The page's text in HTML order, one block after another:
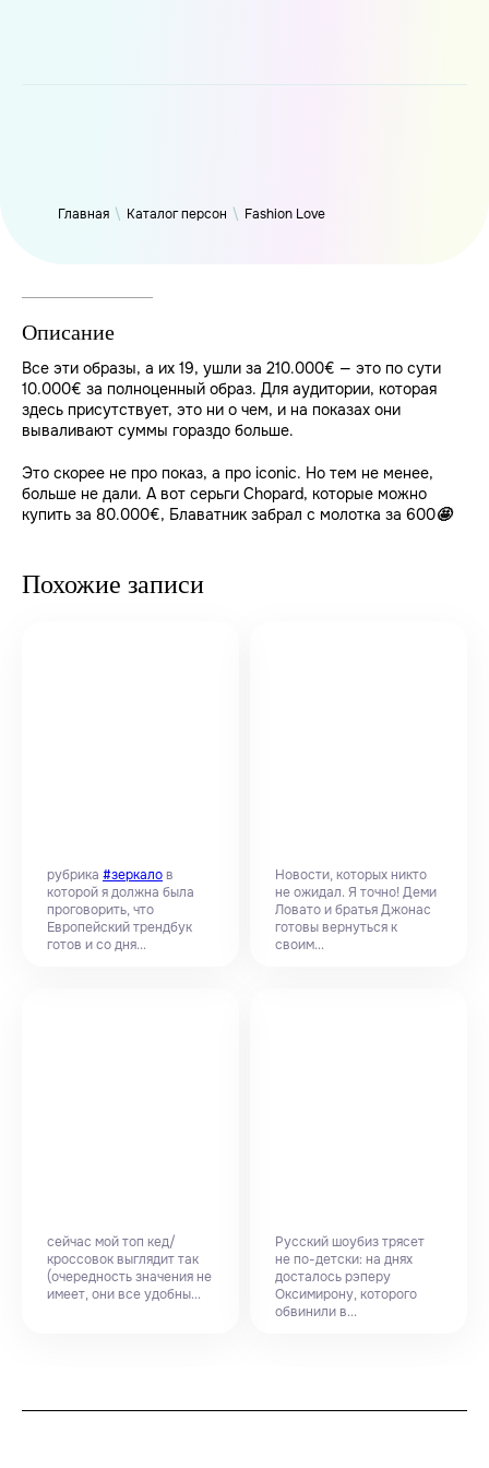
Главная \ Каталог персон \ Fashion Love
Описание
Все эти образы, а их 19, ушли за 210.000€ — это по сути
10.000€ за полноценный образ. Для аудитории, которая
здесь присутствует, это ни о чем, и на показах они
вываливают суммы гораздо больше.
Это скорее не про показ, а про iconic. Но тем не менее,
больше не дали. А вот серьги Chopard, которые можно
купить за 80.000€, Блаватник забрал с молотка за 600🤩
Похожие записи
рубрика #зеркалов
которой я должна была
проговорить, что
Европейский трендбук
готов и со дня...
Новости, которых никто
не ожидал. Я точно! Деми
Ловато и братья Джонас
готовы вернуться к
своим...
сейчас мой топ кед/
кроссовок выглядит так
(очередность значения не
имеет, они все удобны...
Русский шоубиз трясет
не по-детски: на днях
досталось рэперу
Оксимирону, которого
обвинили в...